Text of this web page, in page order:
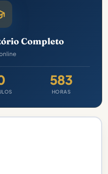
Completo
583
HORAS